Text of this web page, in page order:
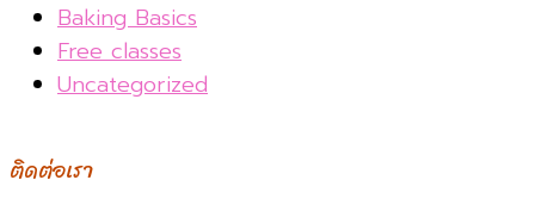
Baking Basics
Free classes
Uncategorized
ติดต่อเรา